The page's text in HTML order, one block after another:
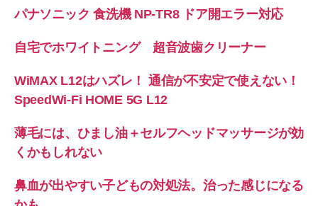
パナソニック 食洗機 NP-TR8 ドア開エラー対応
自宅でホワイトニング 超音波歯クリーナー
WiMAX L12はハズレ！ 通信が不安定で使えない！
SpeedWi-Fi HOME 5G L12
薄毛には、ひまし油＋セルフヘッドマッサージが効
くかもしれない
鼻血が出やすい子どもの対処法。治った感じになる